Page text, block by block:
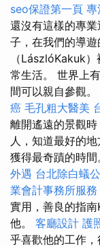
seo保證第一頁 專
還沒有這樣的專
子，在我們的導
（LászlóKakuk
常生活。 世界上
間可以親自參觀。
癌 毛孔粗大醫美
離開遙遠的景觀
人，知道最好的
獲得最奇蹟的時間
外遇 台北除白蟻
業會計事務所服務
實用，善良的指
他。 客廳設計 護
乎喜歡他的工作，